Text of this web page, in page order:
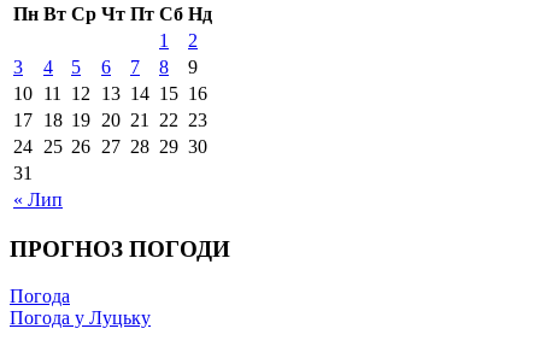
Пн Вт Ср Чт Пт Сб Нд
« Лип
1
2
3
4 5 6 7 8
9
10 11 12 13 14 15 16
17 18 19 20 21 22 23
24 25 26 27 28 29 30
31
ПРОГНОЗ ПОГОДИ
Погода
Погода у Луцьку